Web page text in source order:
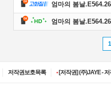
엄마의 봄날
엄마의 봄날
1
저작권보호목록
•[저작권] (주)JAYE -